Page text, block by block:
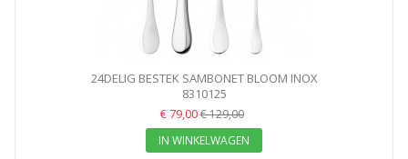
24DELIG BESTEK SAMBONET BLOOM INOX
8310125
€ 79,00€ 129,00
IN WINKELWAGEN